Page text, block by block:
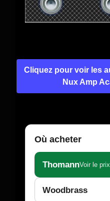
Cliquez pour voir les
Nux Amp
Où acheter
ThomannVoir le
Woodbrass